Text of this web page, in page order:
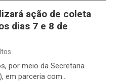
ação de coleta
dias 7 e 8 de
por meio da Secretaria
em parceria com…